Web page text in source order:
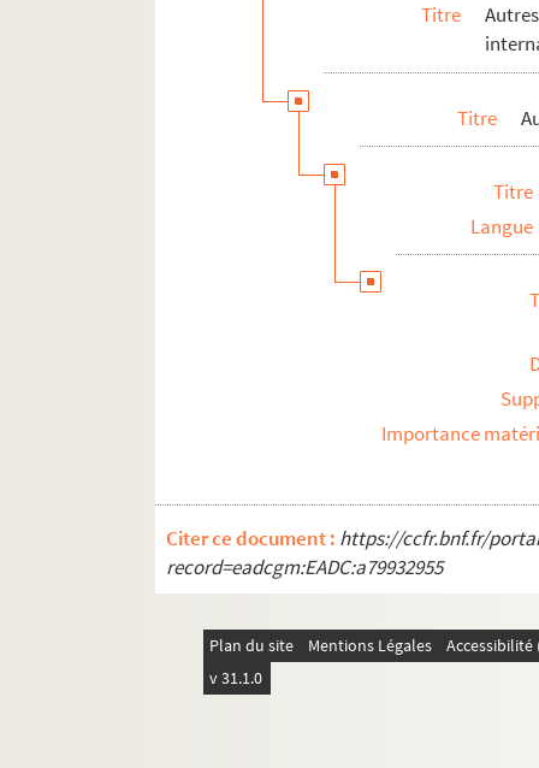
Titre
Titre
Titre
Langue
Importance
Citer ce document : https://ccfr.bnf.fr/
record=eadcgm:EADC:a79932955
Plan du site Mentions Légales
v 31.1.0